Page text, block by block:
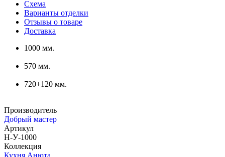
Схема
Варианты отделки
Отзывы о товаре
Доставка
1000 мм.
570 мм.
720+120 мм.
Производитель
Добрый мастер
Артикул
Н-У-1000
Коллекция